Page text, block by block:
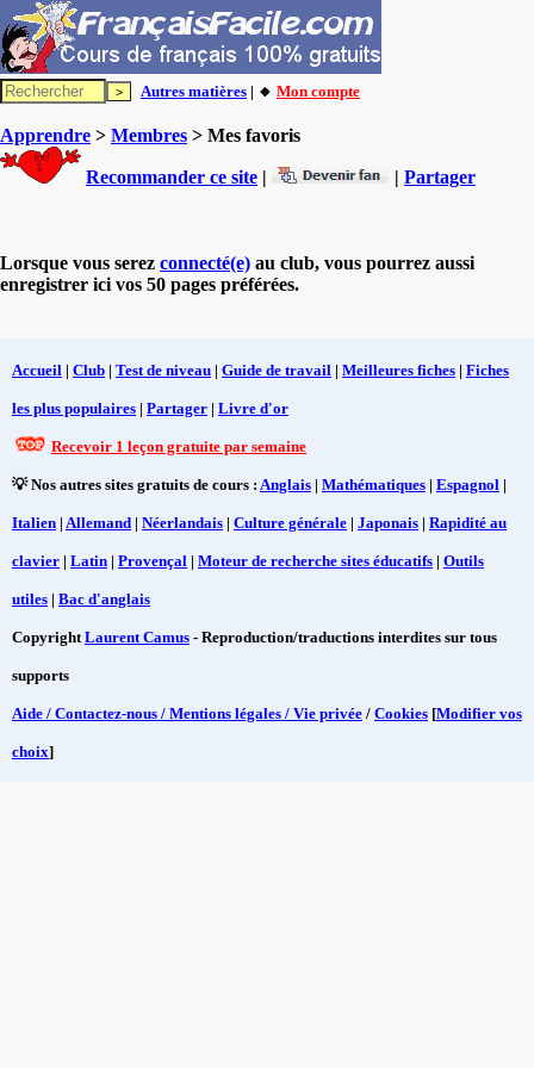
Autres matières | 🔸 Mon compte
Apprendre > Membres > Mes favoris
Recommander ce site | | Partager
Lorsque vous serez connecté(e) au club, vous pourrez aussi
enregistrer ici vos 50 pages préférées.
Accueil | Club | Test de niveau | Guide de travail | Meilleures fiches | Fiches
les plus populaires | Partager | Livre d'or
Recevoir 1 leçon gratuite par semaine
💡 Nos autres sites gratuits de cours : Anglais | Mathématiques | Espagnol |
Italien | Allemand | Néerlandais | Culture générale | Japonais | Rapidité au
clavier | Latin | Provençal | Moteur de recherche sites éducatifs | Outils
utiles | Bac d'anglais
CopyrightLaurent Camus - Reproduction/traductions interdites sur tous
supports
Aide / Contactez-nous / Mentions légales / Vie privée / Cookies [Modifier vos
choix]